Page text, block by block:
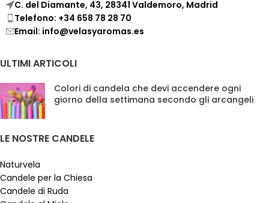
C. del Diamante, 43, 28341 Valdemoro, Madrid
Telefono: +34 658 78 28 70
Email: info@velasyaromas.es
ULTIMI ARTICOLI
Colori di candela che devi accendere ogni
giorno della settimana secondo gli arcangeli
LE NOSTRE CANDELE
Naturvela
Candele per la Chiesa
Candele di Ruda